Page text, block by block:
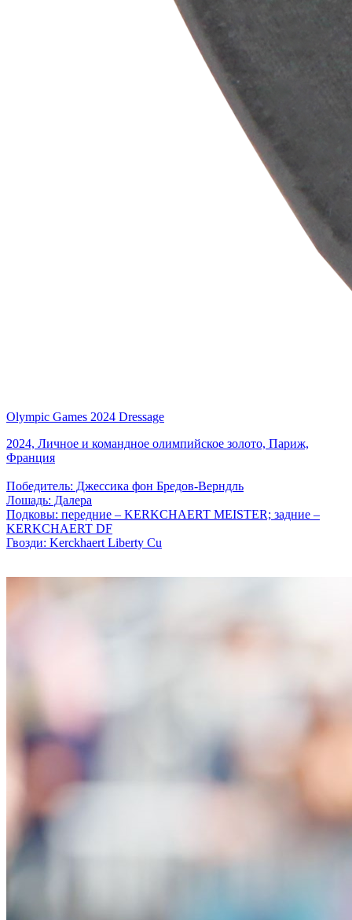
Olympic Games 2024 Dressage
2024, Личное и командное олимпийское золото, Париж,
Франция
Победитель: Джессика фон Бредов-Верндль
Лошадь: Далера
Подковы: передние – KERKCHAERT MEISTER; задние –
KERKCHAERT DF
Гвозди: Kerckhaert Liberty Cu